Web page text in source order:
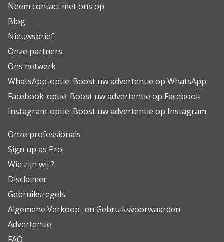
Neem contact met ons op
Blog
Nieuwsbrief
Onze partners
Ons netwerk
WhatsApp-optie: Boost uw advertentie op WhatsApp
Facebook-optie: Boost uw advertentie op Facebook
Instagram-optie: Boost uw advertentie op Instagram
Onze professionals
Sign up as Pro
Wie zijn wij ?
Disclaimer
Gebruiksregels
Algemene Verkoop- en Gebruiksvoorwaarden
Advertentie
FAQ